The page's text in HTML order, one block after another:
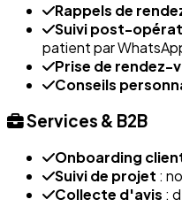
Rappels de
Suivi post-
patient par
Prise de rendez-
Conseils
Services & B2B
Onboarding
Suivi de projet :
Collecte d'avis :